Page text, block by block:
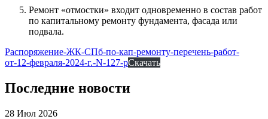
Ремонт «отмостки» входит одновременно в состав работ
по капитальному ремонту фундамента, фасада или
подвала.
Распоряжение-ЖК-СПб-по-кап-ремонту-перечень-работ-
от-12-февраля-2024-г.-N-127-рСкачать
Последние новости
28 Июл 2026